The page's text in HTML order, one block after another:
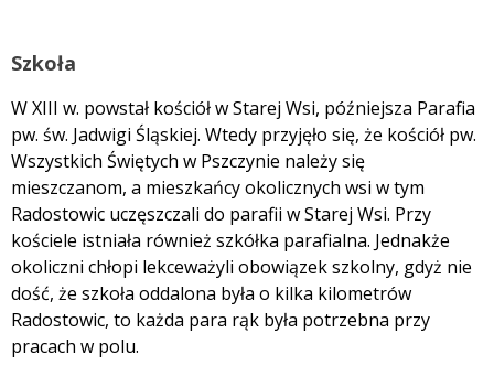
Szkoła
W XIII w. powstał kościół w Starej Wsi, późniejsza Parafia
pw. św. Jadwigi Śląskiej. Wtedy przyjęło się, że kościół pw.
Wszystkich Świętych w Pszczynie należy się
mieszczanom, a mieszkańcy okolicznych wsi w tym
Radostowic uczęszczali do parafii w Starej Wsi. Przy
kościele istniała również szkółka parafialna. Jednakże
okoliczni chłopi lekceważyli obowiązek szkolny, gdyż nie
dość, że szkoła oddalona była o kilka kilometrów
Radostowic, to każda para rąk była potrzebna przy
pracach w polu.